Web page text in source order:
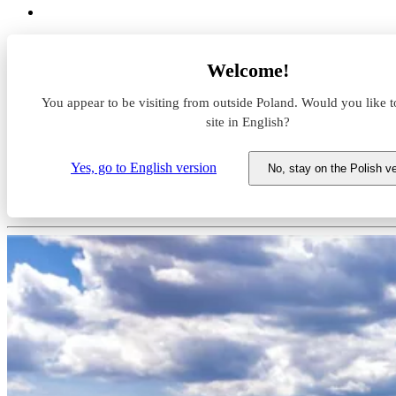
Welcome!
You appear to be visiting from outside Poland. Would you like
site in English?
Yes, go to English version No, stay on the Polish
7R Park Bydgoszcz I
Magazyn do wynajęcia 7R
Kujawsko-pomorskie, Bydgoszcz, ul.